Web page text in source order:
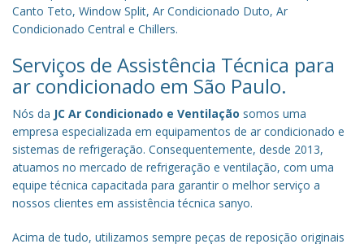
Canto Teto, Window Split, Ar Condicionado Duto, Ar
Condicionado Central e Chillers.
Serviços de Assistência Técnica para
ar condicionado em São Paulo.
Nós da JC Ar Condicionado e Ventilação somos uma
empresa especializada em equipamentos de ar condicionado e
sistemas de refrigeração. Consequentemente, desde 2013,
atuamos no mercado de refrigeração e ventilação, com uma
equipe técnica capacitada para garantir o melhor serviço a
nossos clientes em assistência técnica sanyo.
Acima de tudo, utilizamos sempre peças de reposição originais